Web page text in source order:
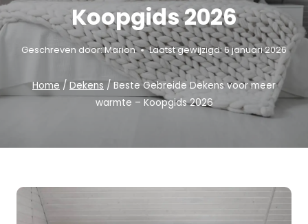
Koopgids 2026
Geschreven door:Marion Laatst gewijzigd:6 januari 2026
Home / Dekens / Beste Gebreide Dekens voor meer
warmte – Koopgids 2026